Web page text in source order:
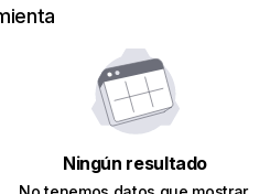
Ningún resultado